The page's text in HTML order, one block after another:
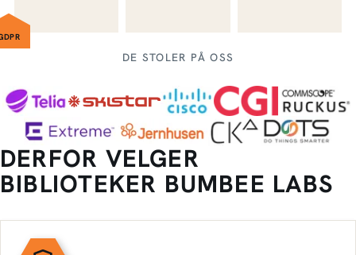
DE STOLER PÅ OSS
DERFOR VELGER
BIBLIOTEKER BUMBEE LABS